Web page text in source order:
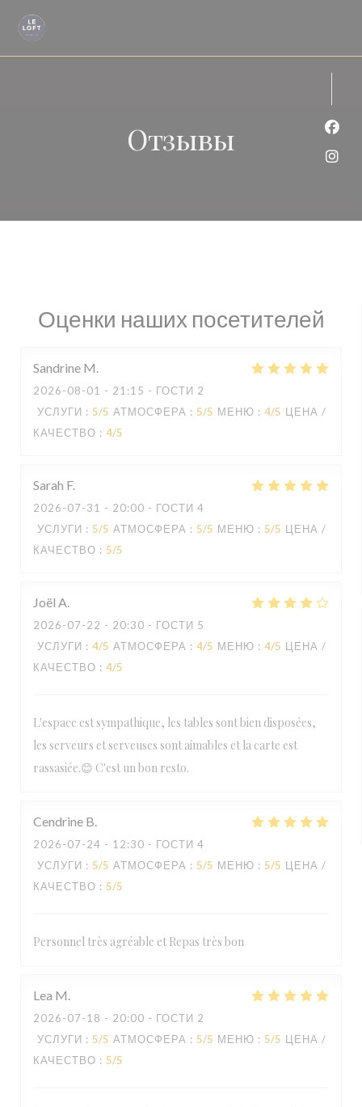
Панель управления cookies
Отзывы
Оценки наших посетителей
Sandrine M
2026-08-01 - 21:15 - ГОСТИ 2
УСЛУГИ : 5/5 АТМОСФЕРА : 5/5 МЕНЮ : 4/5 ЦЕНА /
КАЧЕСТВО : 4/5
Sarah F
2026-07-31 - 20:00 - ГОСТИ 4
УСЛУГИ : 5/5 АТМОСФЕРА : 5/5 МЕНЮ : 5/5 ЦЕНА /
КАЧЕСТВО : 5/5
Joël A
2026-07-22 - 20:30 - ГОСТИ 5
УСЛУГИ : 4/5 АТМОСФЕРА : 4/5 МЕНЮ : 4/5 ЦЕНА /
КАЧЕСТВО : 4/5
L'espace est sympathique, les tables sont bien disposées,
les serveurs et serveuses sont aimables et la carte est
rassasiée.😊 C'est un bon resto.
Cendrine B
2026-07-24 - 12:30 - ГОСТИ 4
УСЛУГИ : 5/5 АТМОСФЕРА : 5/5 МЕНЮ : 5/5 ЦЕНА /
КАЧЕСТВО : 5/5
Personnel très agréable et Repas très bon
Lea M
2026-07-18 - 20:00 - ГОСТИ 2
УСЛУГИ : 5/5 АТМОСФЕРА : 5/5 МЕНЮ : 5/5 ЦЕНА /
КАЧЕСТВО : 5/5